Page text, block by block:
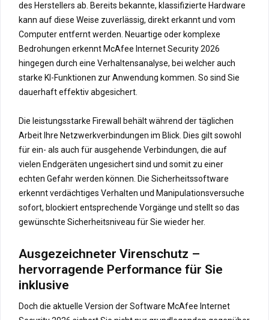
des Herstellers ab. Bereits bekannte, klassifizierte Hardware
kann auf diese Weise zuverlässig, direkt erkannt und vom
Computer entfernt werden. Neuartige oder komplexe
Bedrohungen erkennt McAfee Internet Security 2026
hingegen durch eine Verhaltensanalyse, bei welcher auch
starke KI-Funktionen zur Anwendung kommen. So sind Sie
dauerhaft effektiv abgesichert.
Die leistungsstarke Firewall behält während der täglichen
Arbeit Ihre Netzwerkverbindungen im Blick. Dies gilt sowohl
für ein- als auch für ausgehende Verbindungen, die auf
vielen Endgeräten ungesichert sind und somit zu einer
echten Gefahr werden können. Die Sicherheitssoftware
erkennt verdächtiges Verhalten und Manipulationsversuche
sofort, blockiert entsprechende Vorgänge und stellt so das
gewünschte Sicherheitsniveau für Sie wieder her.
Ausgezeichneter Virenschutz –
hervorragende Performance für Sie
inklusive
Doch die aktuelle Version der Software McAfee Internet